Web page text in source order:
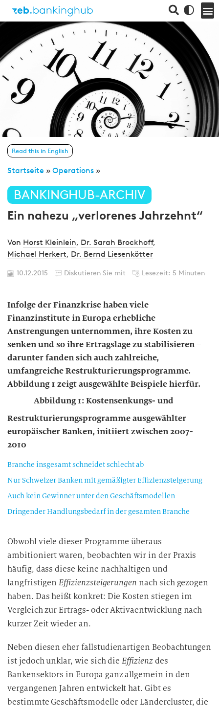
Read this in English
Startseite » Operations »
BANKINGHUB-ARCHIV
Ein nahezu „verlorenes Jahrzehnt“
Von Horst Kleinlein, Dr. Sarah Brockhoff,
Michael Herkert, Dr. Bernd Liesenkötter
10.12.2015 Diskutieren Sie mit Lesezeit: 5 Minuten
Infolge der Finanzkrise haben viele
Finanzinstitute in Europa erhebliche
Anstrengungen unternommen, ihre Kosten zu
senken und so ihre Ertragslage zu stabilisieren –
darunter fanden sich auch zahlreiche,
umfangreiche Restrukturierungsprogramme.
Abbildung 1 zeigt ausgewählte Beispiele hierfür.
Abbildung 1: Kostensenkungs- und
Restrukturierungsprogramme ausgewählter
europäischer Banken, initiiert zwischen 2007-
2010
Branche insgesamt schneidet schlecht ab
Nur Schweizer Banken mit gemäßigter Effizienzsteigerung
Auch kein Gewinner unter den Geschäftsmodellen
Dringender Handlungsbedarf in der gesamten Branche
Obwohl viele dieser Programme überaus
ambitioniert waren, beobachten wir in der Praxis
häufig, dass diese keine nachhaltigen und
langfristigenEffizienzsteigerungen nach sich gezogen
haben. Das heißt konkret: Die Kosten stiegen im
Vergleich zur Ertrags- oder Aktivaentwicklung nach
kurzer Zeit wieder an.
Neben diesen eher fallstudienartigen Beobachtungen
ist jedoch unklar, wie sich dieEffizienzdes
Bankensektors in Europa ganz allgemein in den
vergangenen Jahren entwickelt hat. Gibt es
bestimmte Geschäftsmodelle oder Ländercluster, die